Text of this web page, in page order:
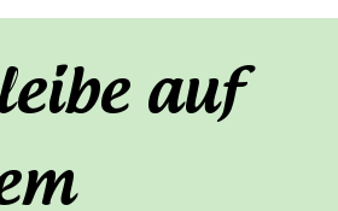
auf